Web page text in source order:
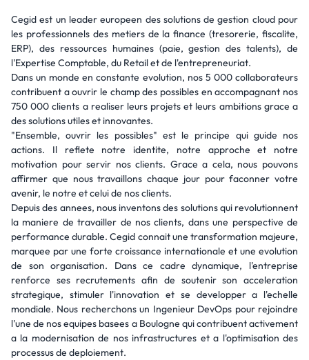
Cegid est un leader europeen des solutions de gestion cloud pour
les professionnels des metiers de la finance (tresorerie, fiscalite,
ERP), des ressources humaines (paie, gestion des talents), de
l'Expertise Comptable, du Retail et de l'entrepreneuriat.
Dans un monde en constante evolution, nos 5 000 collaborateurs
contribuent a ouvrir le champ des possibles en accompagnant nos
750 000 clients a realiser leurs projets et leurs ambitions grace a
des solutions utiles et innovantes.
"Ensemble, ouvrir les possibles" est le principe qui guide nos
actions. Il reflete notre identite, notre approche et notre
motivation pour servir nos clients. Grace a cela, nous pouvons
affirmer que nous travaillons chaque jour pour faconner votre
avenir, le notre et celui de nos clients.
Depuis des annees, nous inventons des solutions qui revolutionnent
la maniere de travailler de nos clients, dans une perspective de
performance durable. Cegid connait une transformation majeure,
marquee par une forte croissance internationale et une evolution
de son organisation. Dans ce cadre dynamique, l'entreprise
renforce ses recrutements afin de soutenir son acceleration
strategique, stimuler l'innovation et se developper a l'echelle
mondiale. Nous recherchons un Ingenieur DevOps pour rejoindre
l'une de nos equipes basees a Boulogne qui contribuent activement
a la modernisation de nos infrastructures et a l'optimisation des
processus de deploiement.